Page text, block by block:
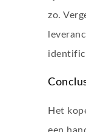
zo.
Het